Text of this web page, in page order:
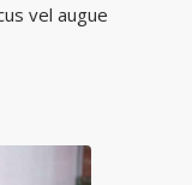
vel augue